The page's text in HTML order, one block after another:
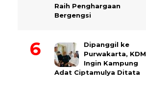
Raih Penghargaan
Bergengsi
Dipanggil ke
Purwakarta, KDM
Ingin Kampung
Adat Ciptamulya Ditata